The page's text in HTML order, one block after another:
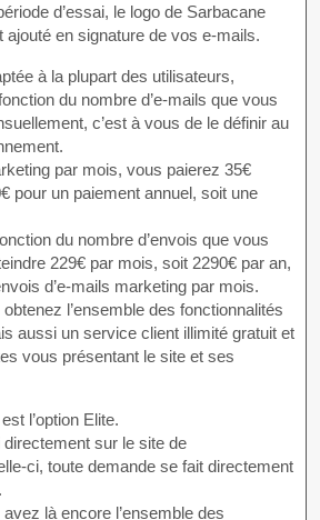
d’essai, le logo de Sarbacane
ajouté en signature de vos e-mails.
à la plupart des utilisateurs,
du nombre d’e-mails que vous
c’est à vous de le définir au
par mois, vous paierez 35€
pour un paiement annuel, soit une
du nombre d’envois que vous
229€ par mois, soit 2290€ par an,
d’e-mails marketing par mois.
l’ensemble des fonctionnalités
aussi un service client illimité gratuit et
vous présentant le site et ses
l’option Elite.
directement sur le site de
ci, toute demande se fait directement
là encore l’ensemble des